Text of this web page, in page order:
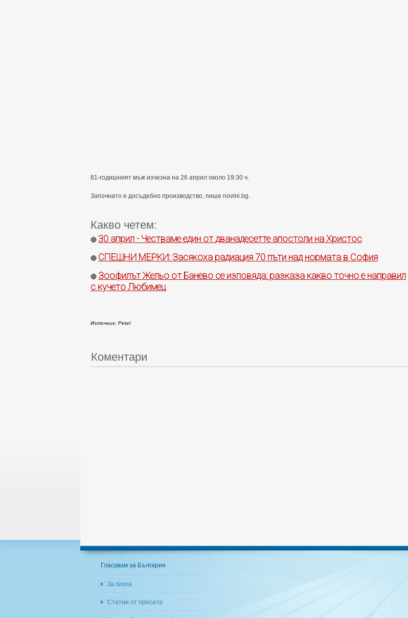
81-годишният мъж изчезна на 26 април около 19:30 ч.
Започнато е досъдебно производство, пише novini.bg.
Какво четем:
🔴 30 април - Честваме един от дванадесетте апостоли на Христос
🔴 СПЕШНИ МЕРКИ: Засякоха радиация 70 пъти над нормата в София
🔴 Зоофилът Жельо от Банево се изповяда: разказа какво точно е направил
с кучето Любимец
Източник: Petel
Коментари
Гласувам за България
За блога
Статии от пресата